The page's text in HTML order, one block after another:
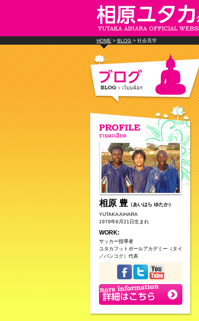
HOME > BLOG > 社会見学
相原 豊 （あいはら ゆたか）
YUTAKA AIHARA
1979年6月21日生まれ
WORK:
サッカー指導者
ユタカフットボールアカデミー（タイ
／バンコク）代表